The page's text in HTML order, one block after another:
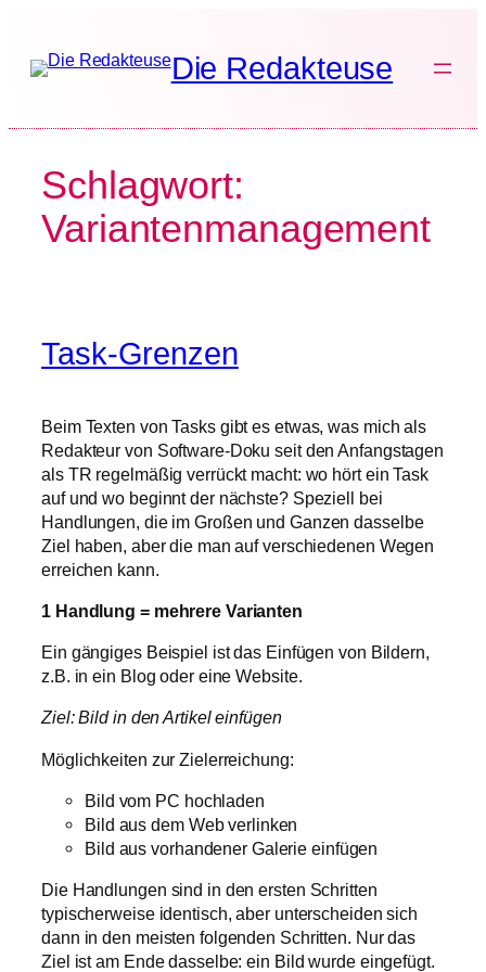
springen
Die Redakteuse
Schlagwort:
Variantenmanagement
Task-Grenzen
Beim Texten von Tasks gibt es etwas, was mich als
Redakteur von Software-Doku seit den Anfangstagen
als TR regelmäßig verrückt macht: wo hört ein Task
auf und wo beginnt der nächste? Speziell bei
Handlungen, die im Großen und Ganzen dasselbe
Ziel haben, aber die man auf verschiedenen Wegen
erreichen kann.
1 Handlung = mehrere Varianten
Ein gängiges Beispiel ist das Einfügen von Bildern,
z.B. in ein Blog oder eine Website.
Ziel: Bild in den Artikel einfügen
Möglichkeiten zur Zielerreichung:
Bild vom PC hochladen
Bild aus dem Web verlinken
Bild aus vorhandener Galerie einfügen
Die Handlungen sind in den ersten Schritten
typischerweise identisch, aber unterscheiden sich
dann in den meisten folgenden Schritten. Nur das
Ziel ist am Ende dasselbe: ein Bild wurde eingefügt.